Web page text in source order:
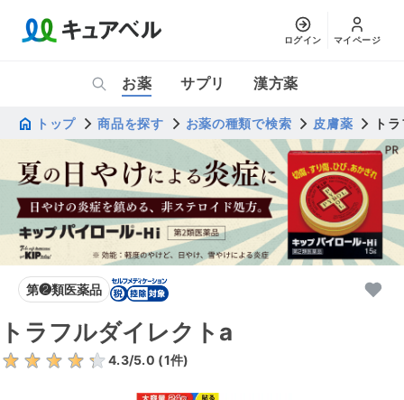
ログイン マイページ
お薬 サプリ 漢方薬
トップ 商品を探す お薬の種類で検索 皮膚薬 ト
第❷類医薬品
トラフルダイレクトa
4.3/5.0 (1件)